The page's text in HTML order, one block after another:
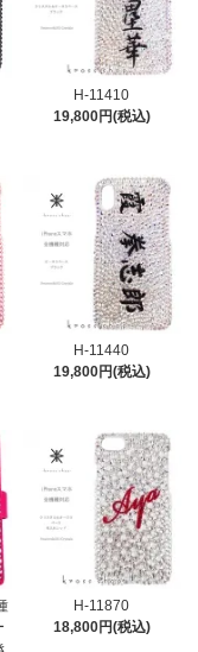
H-11410
19,800円(税込)
H-11440
19,800円(税込)
H-11870
18,800円(税込)